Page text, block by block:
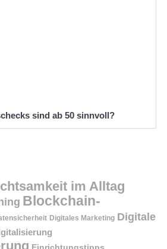
sind ab 50 sinnvoll?
im Alltag
Blockchain-
Digitales Marketing Digitale